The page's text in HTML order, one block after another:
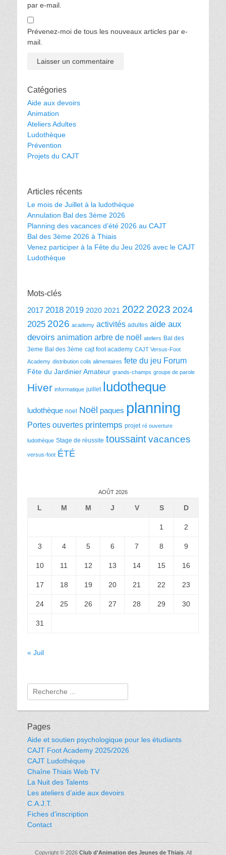
par e-mail.
Prévenez-moi de tous les nouveaux articles par e-
mail.
Catégories
Aide aux devoirs
Animation
Ateliers Adultes
Ludothèque
Prévention
Projets du CAJT
Articles récents
Le mois de Juillet à la ludothèque
Annulation Bal des 3ème 2026
Planning des vacances d’été 2026 au CAJT
Bal des 3ème 2026 à Thiais
Venez participer à la Fête du Jeu 2026 avec le CAJT
Ludothèque
Mots-clés
2017 2018 2019 2020 2021 2022 2023 2024
2025 2026 academy activités adultes aide aux
devoirs animation arbre de noël ateliers Bal des
3eme Bal des 3ème cajt foot academy CAJT Versus-Foot
Academy distribution colis alimentaires fete du jeu Forum
Fête du Jardinier Amateur grands-champs groupe de parole
Hiver informatique juillet ludotheque
ludothèque noel Noël paques planning
Portes ouvertes printemps projet ré ouverture
ludothèque Stage de réussite toussaintvacances
versus-foot ÉTÉ
AOÛT 2026
L M M J V S D
1 2
3 4 5 6 7 8 9
10 11 12 13 14 15 16
17 18 19 20 21 22 23
24 25 26 27 28 29 30
31
« Juil
Rechercher :
Pages
Aide et soutien psychologique pour les étudiants
CAJT Foot Academy 2025/2026
CAJT Ludothèque
Chaîne Thiais Web TV
La Nuit des Talents
Les ateliers d’aide aux devoirs
C.A.J.T.
Fiches d’inscription
Contact
Copyright © 2026 Club d'Animation des Jeunes de Thiais. All